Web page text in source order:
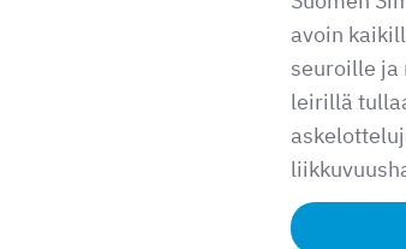
avoin
seuroille ja
leirillä